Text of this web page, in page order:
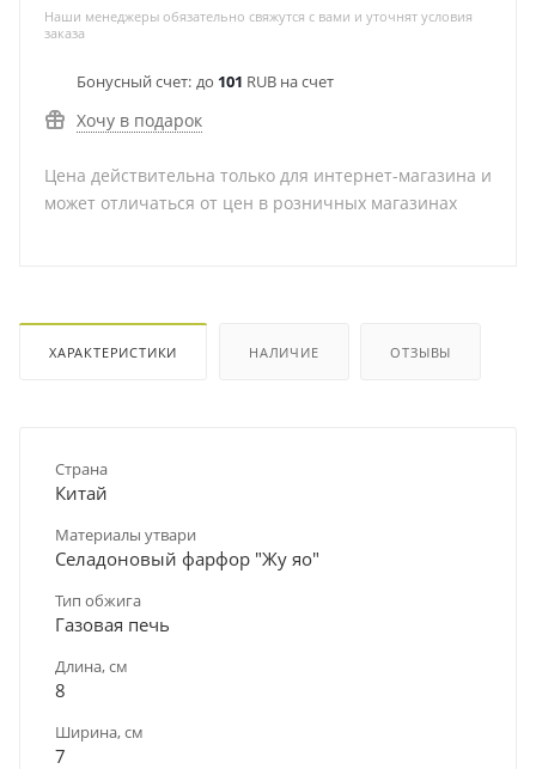
Наши менеджеры обязательно свяжутся с вами и уточнят условия
заказа
Бонусный счет: до 101 RUB на счет
Хочу в подарок
Цена действительна только для интернет-магазина и
может отличаться от цен в розничных магазинах
ХАРАКТЕРИСТИКИ НАЛИЧИЕ ОТЗЫВЫ
Страна
Китай
Материалы утвари
Селадоновый фарфор "Жу яо"
Тип обжига
Газовая печь
Длина, см
8
Ширина, см
7